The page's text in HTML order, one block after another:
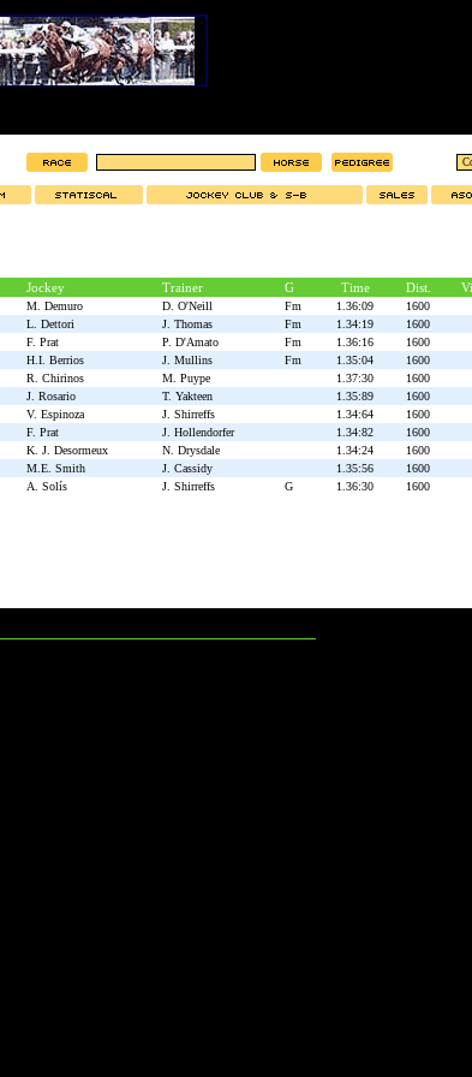
Jockey Trainer G Time Dist.
M. Demuro D. O'Neill Fm 1.36:09
1600
L. Dettori J. Thomas Fm 1.34:19
1600
F. Prat P. D'Amato Fm 1.36:16
1600
H.I. Berrios J. Mullins Fm 1.35:04
1600
R. Chirinos M. Puype 1.37:30
1600
J. Rosario T. Yakteen 1.35:89
1600
V. Espinoza J. Shirreffs 1.34:64
1600
F. Prat J. Hollendorfer 1.34:82
1600
K. J. Desormeux N. Drysdale 1.34:24
1600
M.E. Smith J. Cassidy 1.35:56
1600
A. Solís J. Shirreffs G 1.36:30 1600